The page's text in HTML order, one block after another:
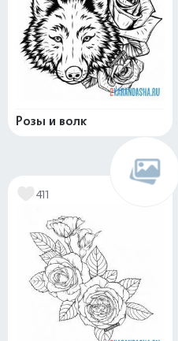
Розы и волк
411